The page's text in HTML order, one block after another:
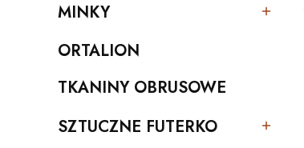
Kategoria - MINKY
MINKY
Kategoria - ORTALION
ORTALION
Kategoria - TKANINY OBRUSOWE
TKANINY OBRUSOWE
Kategoria - SZTUCZNE FUTERKO
SZTUCZNE FUTERKO